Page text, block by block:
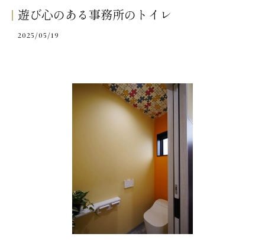
遊び心のある事務所のトイレ
2025/05/19